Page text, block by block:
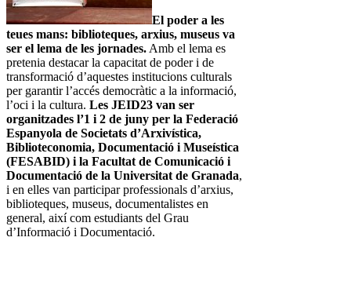
El poder a les
teues mans: biblioteques, arxius, museus va
ser el lema de les jornades. Amb el lema es
pretenia destacar la capacitat de poder i de
transformació d’aquestes institucions culturals
per garantir l’accés democràtic a la informació,
l’oci i la cultura. Les JEID23 van ser
organitzades l’1 i 2 de juny per la Federació
Espanyola de Societats d’Arxivística,
Biblioteconomia, Documentació i Museística
(FESABID) i la Facultat de Comunicació i
Documentació de la Universitat de Granada,
i en elles van participar professionals d’arxius,
biblioteques, museus, documentalistes en
general, així com estudiants del Grau
d’Informació i Documentació.